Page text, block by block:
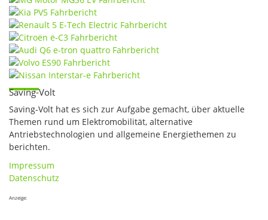
Saving-Volt
Saving-Volt hat es sich zur Aufgabe gemacht, über aktuelle
Themen rund um Elektromobilität, alternative
Antriebstechnologien und allgemeine Energiethemen zu
berichten.
Impressum
Datenschutz
Anzeige: